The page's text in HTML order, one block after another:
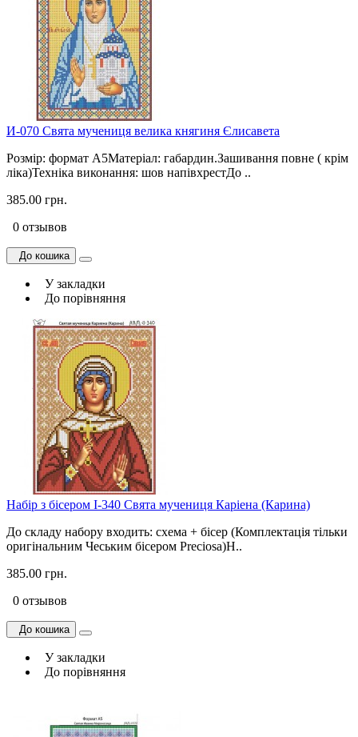
И-070 Свята мучениця велика княгиня Єлисавета
Розмір: формат А5Матеріал: габардин.Зашивання повне ( крім
ліка)Техніка виконання: шов напівхрестДо ..
385.00 грн.
0 отзывов
До кошика
У закладки
До порівняння
Набір з бісером І-340 Свята мучениця Каріена (Карина)
До складу набору входить: схема + бісер (Комплектація тільки
оригінальним Чеським бісером Preciosa)Н..
385.00 грн.
0 отзывов
До кошика
У закладки
До порівняння